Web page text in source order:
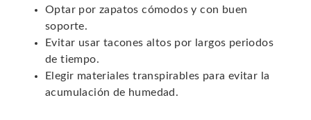
Optar por zapatos cómodos y con buen
soporte.
Evitar usar tacones altos por largos periodos
de tiempo.
Elegir materiales transpirables para evitar la
acumulación de humedad.